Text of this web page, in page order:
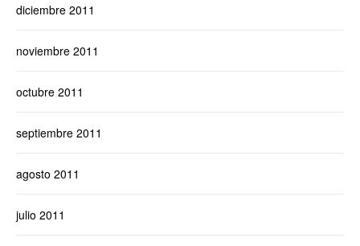
diciembre 2011
noviembre 2011
octubre 2011
septiembre 2011
agosto 2011
julio 2011